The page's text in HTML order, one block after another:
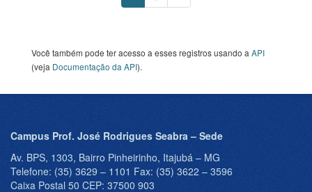
Você também pode ter acesso a esses registros usando a API
(veja Documentação da API).
Campus Prof. José Rodrigues Seabra – Sede
Av. BPS, 1303, Bairro Pinheirinho, Itajubá – MG
Telefone: (35) 3629 – 1101 Fax: (35) 3622 – 3596
Caixa Postal 50 CEP: 37500 903